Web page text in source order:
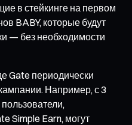
в стейкинге на первом
BABY, которые будут
— без необходимости
Gate периодически
Например, с 3
Simple Earn, могут